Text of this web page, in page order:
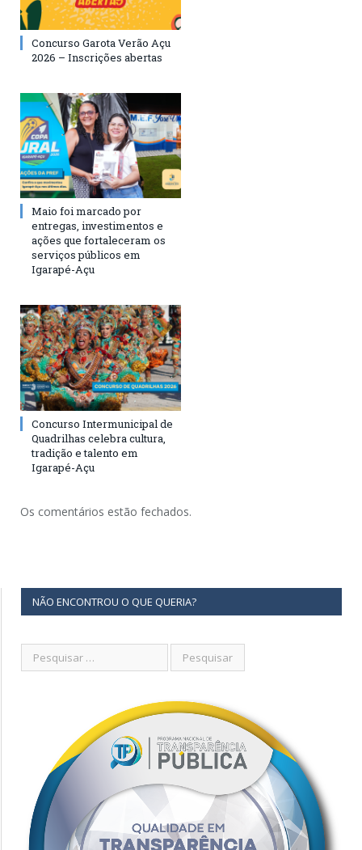
Concurso Garota Verão Açu
2026 – Inscrições abertas
Maio foi marcado por
entregas, investimentos e
ações que fortaleceram os
serviços públicos em
Igarapé-Açu
Concurso Intermunicipal de
Quadrilhas celebra cultura,
tradição e talento em
Igarapé-Açu
Os comentários estão fechados.
NÃO ENCONTROU O QUE QUERIA?